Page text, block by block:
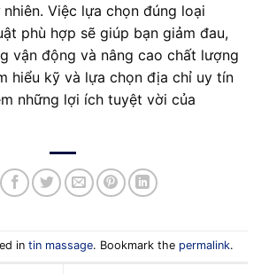
Việc lựa chọn đúng loại
phù hợp sẽ giúp bạn giảm đau,
vận động và nâng cao chất lượng
hiểu kỹ và lựa chọn địa chỉ uy tín
những lợi ích tuyệt vời của
in tin massage. Bookmark the permalink.